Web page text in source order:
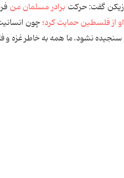
گفت: حركت برادر مسلمان من
او از فلسطین حمایت كرد؛چون
نشود. ما همه به خاطر غزه و